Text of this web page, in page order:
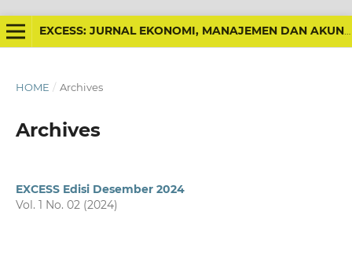
EXCESS: JURNAL EKONOMI, MANAJEMEN DAN AKUNTANSI
HOME / Archives
Archives
EXCESS Edisi Desember 2024
Vol. 1 No. 02 (2024)